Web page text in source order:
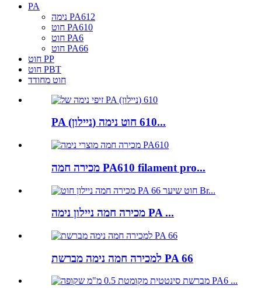
PA
נימה PA612
חוט PA610
חוט PA6
חוט PA66
חוט PP
חוט PBT
חוט מחודד
PA (ניילון) 610 חוט נימה...
מכירה חמה PA610 filament pro...
מכירה חמה ניילון נימה PA ...
למכירה חמה נימה מברשת PA 66